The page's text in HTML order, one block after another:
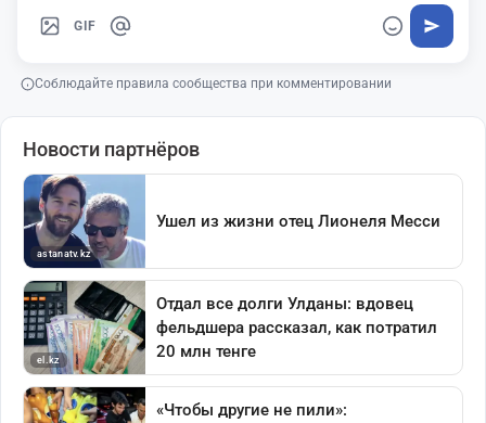
GIF
Соблюдайте правила сообщества при комментировании